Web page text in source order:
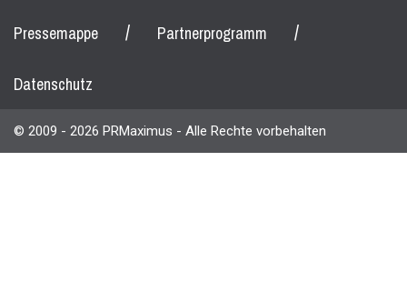
Pressemappe / Partnerprogramm /
Datenschutz
© 2009 - 2026 PRMaximus - Alle Rechte vorbehalten